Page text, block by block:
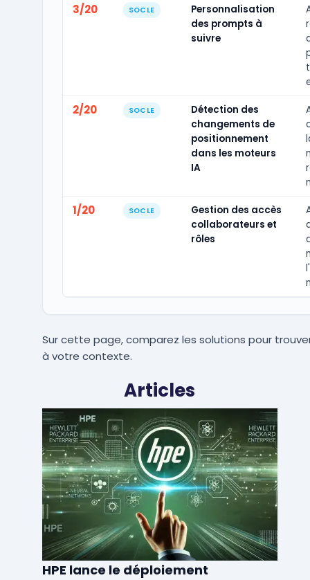
3/20 SOCLE
Personnalisation
des prompts à
suivre
2/20 SOCLE
Détection des
changements de
positionnement
dans les moteurs
IA
1/20 SOCLE
Gestion des accès
collaborateurs et
rôles
Sur cette page, comparez les solutions pour
à votre contexte.
Articles
HPE lance le déploiement